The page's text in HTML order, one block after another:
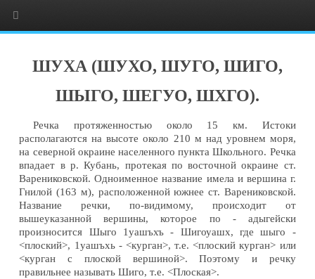
ШУХА (ШУХО, ШУГО, ШИГО,
ШЫГО, ШЕГУО, ШХГО).
Речка протяженностью около 15 км. Истоки
располагаются на высоте около 210 м над уровнем моря,
на северной окраине населенного пункта Школьного. Речка
впадает в р. Кубань, протекая по восточной окраине ст.
Варениковской. Одноименное название имела и вершина г.
Гнилой (163 м), расположенной южнее ст. Варениковской.
Название речки, по-видимому, происходит от
вышеуказанной вершины, которое по - адыгейски
произносится Шыго 1уашъхъ - Шигоуашх, где шыго -
<плоский>, 1уашъхь - <курган>, т.е. <плоский курган> или
<курган с плоской вершиной>. Поэтому и речку
правильнее называть Шиго, т.е. <Плоская>.